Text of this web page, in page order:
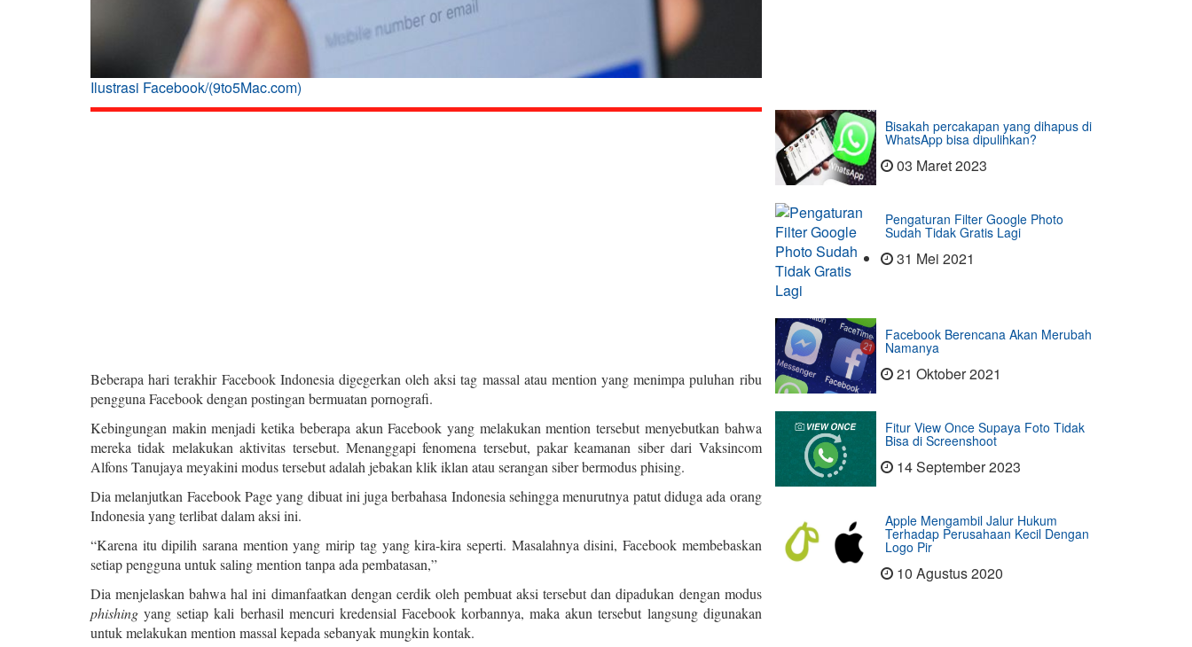
Ilustrasi Facebook/(9to5Mac.com)
Beberapa hari terakhir Facebook Indonesia digegerkan oleh aksi tag massal atau mention yang menimpa puluhan ribu
pengguna Facebook dengan postingan bermuatan pornografi.
Kebingungan makin menjadi ketika beberapa akun Facebook yang melakukan mention tersebut menyebutkan bahwa
mereka tidak melakukan aktivitas tersebut. Menanggapi fenomena tersebut, pakar keamanan siber dari Vaksincom
Alfons Tanujaya meyakini modus tersebut adalah jebakan klik iklan atau serangan siber bermodus phising.
Dia melanjutkan Facebook Page yang dibuat ini juga berbahasa Indonesia sehingga menurutnya patut diduga ada orang
Indonesia yang terlibat dalam aksi ini.
“Karena itu dipilih sarana mention yang mirip tag yang kira-kira seperti. Masalahnya disini, Facebook membebaskan
setiap pengguna untuk saling mention tanpa ada pembatasan,”
Dia menjelaskan bahwa hal ini dimanfaatkan dengan cerdik oleh pembuat aksi tersebut dan dipadukan dengan modus
phishing yang setiap kali berhasil mencuri kredensial Facebook korbannya, maka akun tersebut langsung digunakan
untuk melakukan mention massal kepada sebanyak mungkin kontak.
Bisakah percakapan yang dihapus di
WhatsApp bisa dipulihkan?
03 Maret 2023
Pengaturan Filter Google Photo
Sudah Tidak Gratis Lagi
31 Mei 2021
Facebook Berencana Akan Merubah
Namanya
21 Oktober 2021
Fitur View Once Supaya Foto Tidak
Bisa di Screenshoot
14 September 2023
Apple Mengambil Jalur Hukum
Terhadap Perusahaan Kecil Dengan
Logo Pir
10 Agustus 2020